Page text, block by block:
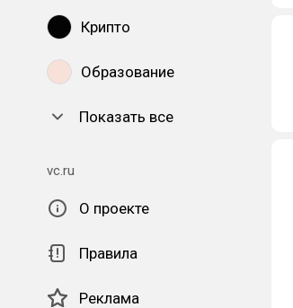
Крипто
Образование
Показать все
vc.ru
О проекте
Правила
Реклама